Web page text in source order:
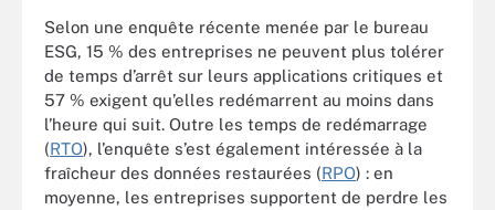
Selon une enquête récente menée par le bureau
ESG, 15 % des entreprises ne peuvent plus tolérer
de temps d’arrêt sur leurs applications critiques et
57 % exigent qu’elles redémarrent au moins dans
l’heure qui suit. Outre les temps de redémarrage
(RTO), l’enquête s’est également intéressée à la
fraîcheur des données restaurées (RPO) : en
moyenne, les entreprises supportent de perdre les